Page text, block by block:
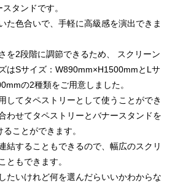
タンドです。
た色合いで、手軽に高級感を演出できま
を2段階に調節できるため、 スクリーン
はSサイズ：W890mm×H1500mmとLサ
の2種類をご用意しました。
してタペストリーとして使うことができ
わせてタペストリーとバナースタンドを
ことができます。
結することもできるので、幅広のスクリ
ともできます。
たいけれど何を選んだらいいかわからな